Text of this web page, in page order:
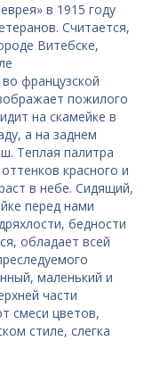
в 1915 году
Считается,
Витебске,
французской
пожилого
на скамейке в
а на заднем
Теплая палитра
красного и
в небе. Сидящий,
перед нами
бедности
обладает всей
маленький и
части
смеси цветов,
стиле, слегка